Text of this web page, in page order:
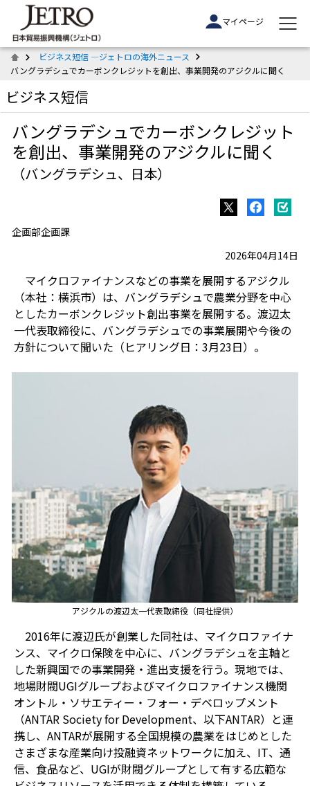
マイページ
ビジネス短信 ―ジェトロの海外ニュース
バングラデシュでカーボンクレジットを創出、事業開発のアジクルに聞く
ビジネス短信
バングラデシュでカーボンクレジット
を創出、事業開発のアジクルに聞く
（バングラデシュ、日本）
企画部企画課
2026年04月14日
マイクロファイナンスなどの事業を展開するアジクル
（本社：横浜市）は、バングラデシュで農業分野を中心
としたカーボンクレジット創出事業を展開する。渡辺太
一代表取締役に、バングラデシュでの事業展開や今後の
方針について聞いた（ヒアリング日： 3月23日）。
アジクルの渡辺太一代表取締役（同社提供）
2016年に渡辺氏が創業した同社は、マイクロファイナ
ンス、マイクロ保険を中心に、バングラデシュを主軸と
した新興国での事業開発・進出支援を行う。現地では、
地場財閥UGIグループおよびマイクロファイナンス機関
オントル・ソサエティー・フォー・デベロップメント
（ANTAR Society for Development、以下ANTAR）と連
携し、ANTARが展開する全国規模の農業をはじめとした
さまざまな産業向け投融資ネットワークに加え、IT、通
信、食品など、UGIが財閥グループとして有する広範な